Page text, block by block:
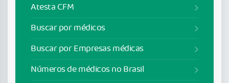
Atesta CFM
Buscar por médicos
Buscar por Empresas médicas
Números de médicos no Brasil